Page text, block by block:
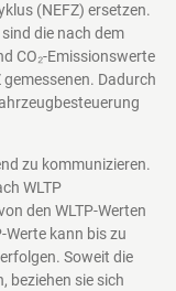
(NEFZ) ersetzen.
die nach dem
CO₂-Emissionswerte
gemessenen. Dadurch
zu kommunizieren.
WLTP
den WLTP-Werten
Werte kann bis zu
Soweit die
beziehen sie sich